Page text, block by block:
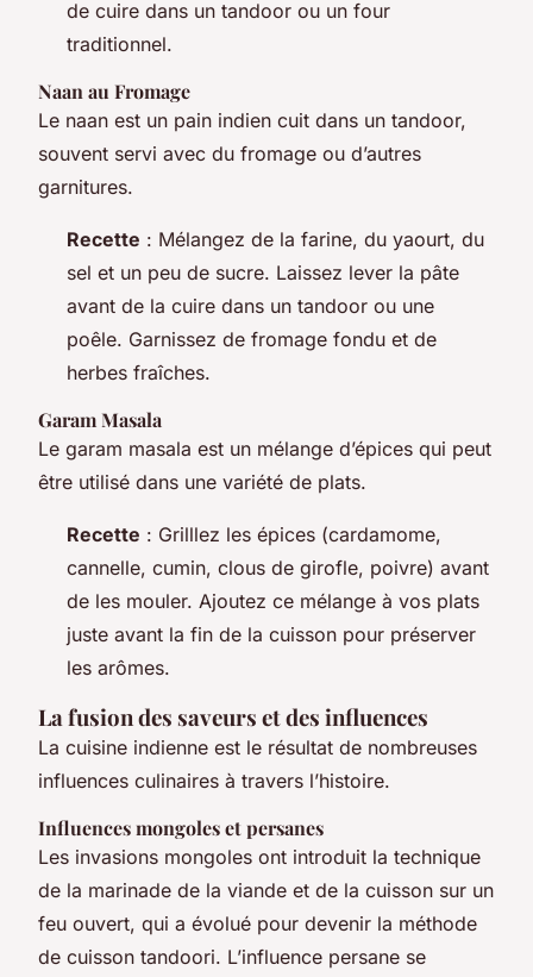
de cuire dans un tandoor ou un four
traditionnel.
Naan au Fromage
Le naan est un pain indien cuit dans un tandoor,
souvent servi avec du fromage ou d’autres
garnitures.
Recette : Mélangez de la farine, du yaourt, du
sel et un peu de sucre. Laissez lever la pâte
avant de la cuire dans un tandoor ou une
poêle. Garnissez de fromage fondu et de
herbes fraîches.
Garam Masala
Le garam masala est un mélange d’épices qui peut
être utilisé dans une variété de plats.
Recette : Grilllez les épices (cardamome,
cannelle, cumin, clous de girofle, poivre) avant
de les mouler. Ajoutez ce mélange à vos plats
juste avant la fin de la cuisson pour préserver
les arômes.
La fusion des saveurs et des influences
La cuisine indienne est le résultat de nombreuses
influences culinaires à travers l’histoire.
Influences mongoles et persanes
Les invasions mongoles ont introduit la technique
de la marinade de la viande et de la cuisson sur un
feu ouvert, qui a évolué pour devenir la méthode
de cuisson tandoori. L’influence persane se